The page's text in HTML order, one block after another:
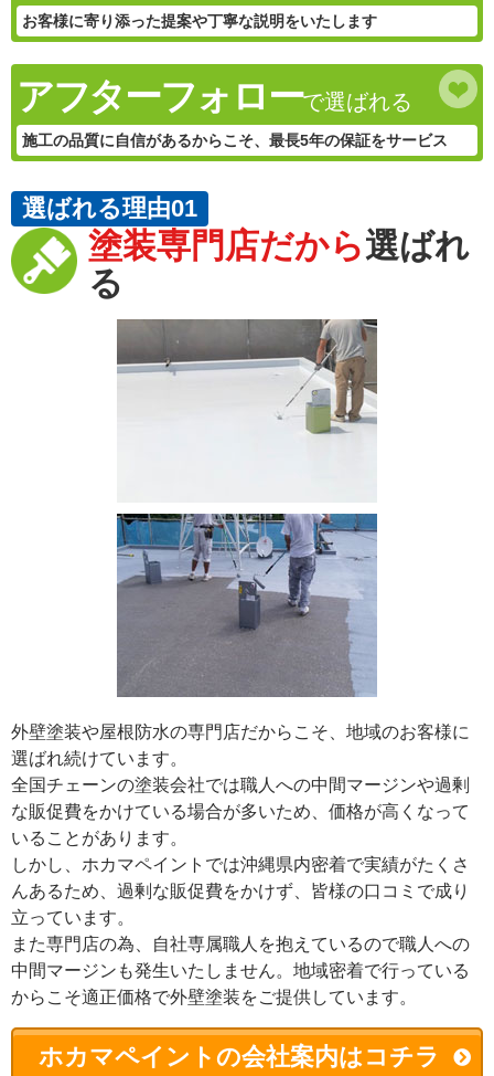
お客様に寄り添った提案や丁寧な説明をいたします
アフターフォローで選ばれる
施工の品質に自信があるからこそ、最長5年の保証をサービス
塗装専門店だから選ばれ
る
選ばれる理由01
外壁塗装や屋根防水の専門店だからこそ、地域のお客様に
選ばれ続けています。
全国チェーンの塗装会社では職人への中間マージンや過剰
な販促費をかけている場合が多いため、価格が高くなって
いることがあります。
しかし、ホカマペイントでは沖縄県内密着で実績がたくさ
んあるため、過剰な販促費をかけず、皆様の口コミで成り
立っています。
また専門店の為、自社専属職人を抱えているので職人への
中間マージンも発生いたしません。地域密着で行っている
からこそ適正価格で外壁塗装をご提供しています。
ホカマペイントの会社案内はコチラ